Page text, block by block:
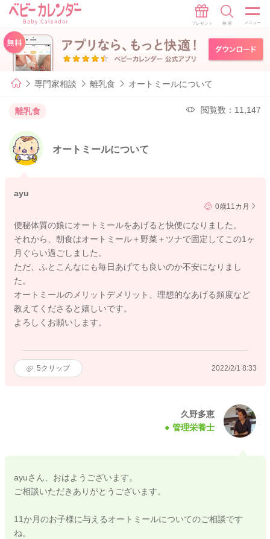
専門家相談 離乳食 オートミールについて
離乳食 閲覧数：11,147
オートミールについて
ayu
0歳11カ月
便秘体質の娘にオートミールをあげると快便になりました。
それから、朝食はオートミール＋野菜＋ツナで固定してこの1ヶ
月ぐらい過ごしました。
ただ、ふとこんなにも毎日あげても良いのか不安になりまし
た。
オートミールのメリットデメリット、理想的なあげる頻度など
教えてくださると嬉しいです。
よろしくお願いします。
5クリップ 2022/2/1 8:33
久野多恵
管理栄養士
ayuさん、おはようございます。
ご相談いただきありがとうございます。
11か月のお子様に与えるオートミールについてのご相談です
ね。